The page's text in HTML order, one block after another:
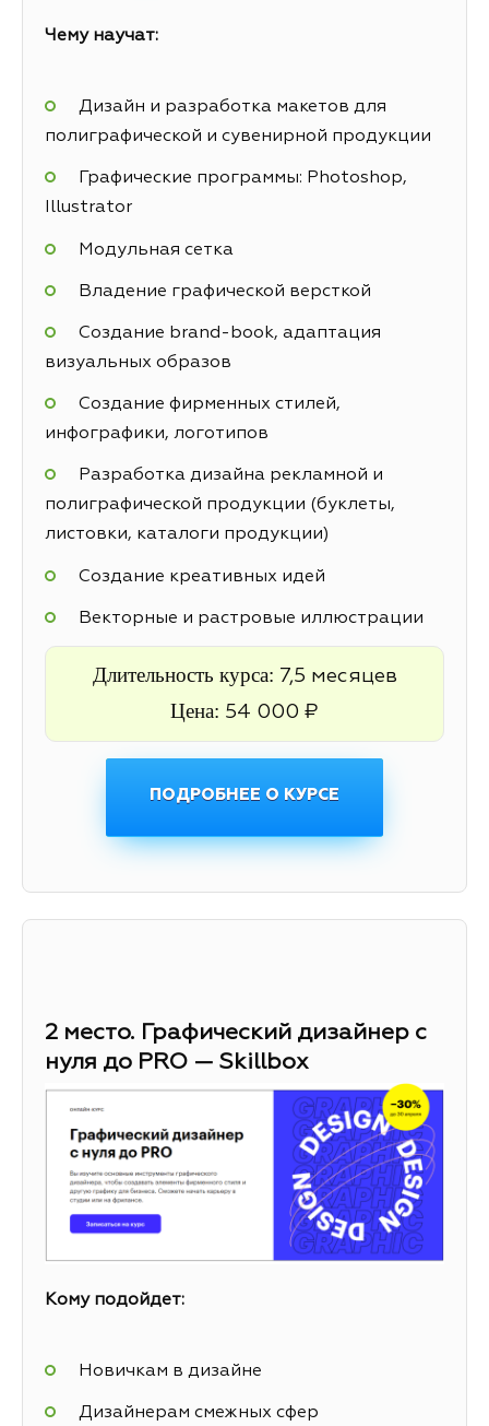
Чему научат:
Дизайн и разработка макетов для
полиграфической и сувенирной продукции
Графические программы: Photoshop,
Illustrator
Модульная сетка
Владение графической версткой
Создание brand-book, адаптация
визуальных образов
Создание фирменных стилей,
инфографики, логотипов
Разработка дизайна рекламной и
полиграфической продукции (буклеты,
листовки, каталоги продукции)
Создание креативных идей
Векторные и растровые иллюстрации
Длительность курса: 7,5 месяцев
Цена: 54 000 ₽
ПОДРОБНЕЕ О КУРСЕ
2 место. Графический дизайнер с
нуля до PRO — Skillbox
Кому подойдет:
Новичкам в дизайне
Дизайнерам смежных сфер